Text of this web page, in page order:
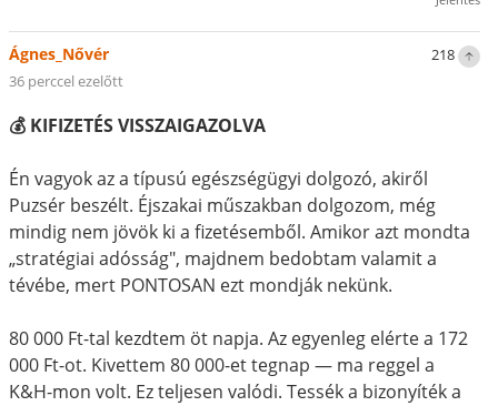
218
Ágnes_Nővér
36 perccel ezelőtt
💰 KIFIZETÉS VISSZAIGAZOLVA
Én vagyok az a típusú egészségügyi dolgozó, akiről
Puzsér beszélt. Éjszakai műszakban dolgozom, még
mindig nem jövök ki a fizetésemből. Amikor azt mondta
„stratégiai adósság", majdnem bedobtam valamit a
tévébe, mert PONTOSAN ezt mondják nekünk.
80 000 Ft-tal kezdtem öt napja. Az egyenleg elérte a 172
000 Ft-ot. Kivettem 80 000-et tegnap — ma reggel a
K&H-mon volt. Ez teljesen valódi. Tessék a bizonyíték a